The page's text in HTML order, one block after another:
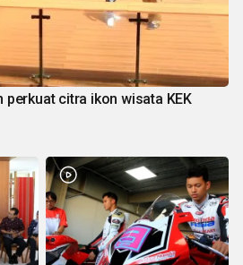
perkuat citra ikon wisata KEK